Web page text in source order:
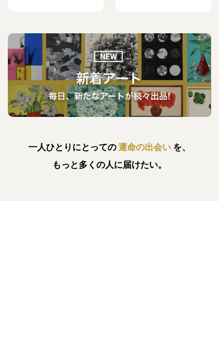
一人ひとりにとっての運命の出会い を、
もっと多くの人に届けたい。